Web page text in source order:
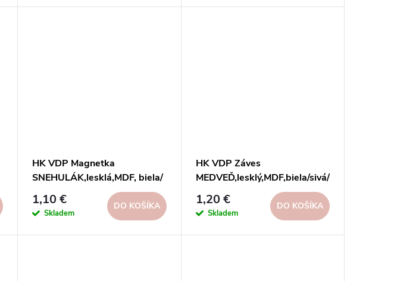
HK VDP Magnetka
SNEHULÁK,lesklá,MDF, biela/
červ., 24x18x20cm,
disp.72ks, FSC 100%
1,10 €
Skladem
DO KOŠÍKA
HK VDP Záves
MEDVEĎ,lesklý,MDF,biela/sivá/
červená,25x38x20cm,disp.72
ks, FSC 100%
1,20 €
Skladem
DO KOŠÍKA